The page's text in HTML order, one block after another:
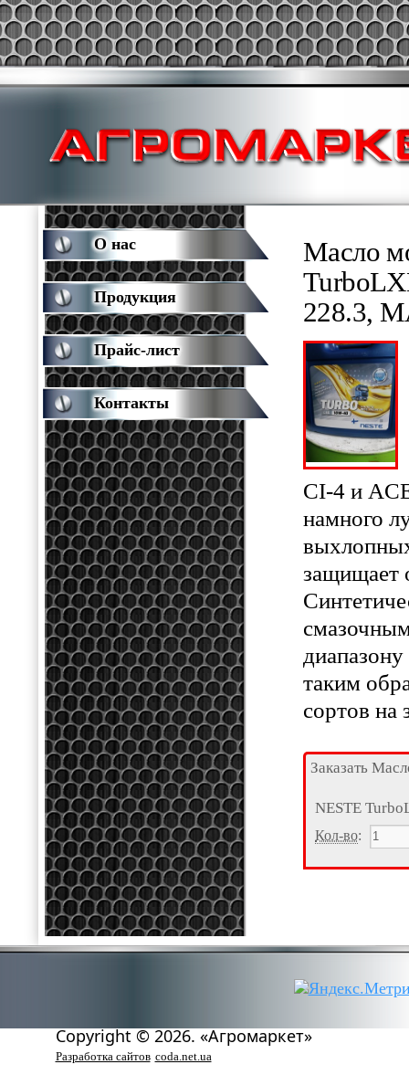
Масло
228.3,
CI-4 и
намного
защищает
таким
сортов на
Заказать
NESTE
Кол-во:
О нас
Продукция
Прайс-лист
Контакты
Copyright © 2026. «Агромаркет»
Разработка сайтов coda.net.ua